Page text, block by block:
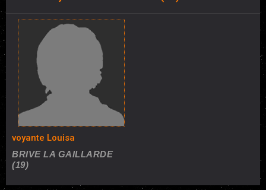
voyante Louisa
BRIVE LA GAILLARDE
(19)